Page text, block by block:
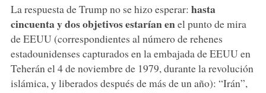
La respuesta de Trump no se hizo esperar: hasta
cincuenta y dos objetivos estarían enel punto de mira
de EEUU (correspondientes al número de rehenes
estadounidenses capturados en la embajada de EEUU en
Teherán el 4 de noviembre de 1979, durante la revolución
islámica, y liberados después de más de un año): “Irán”,